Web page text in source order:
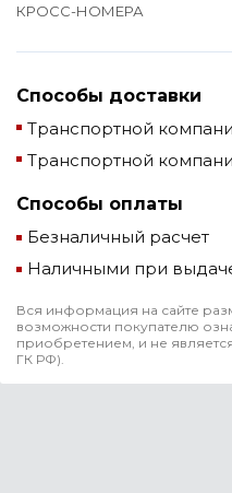
КРОСС-НОМЕРА
Способы доставки
Транспортной
Транспортной
Способы оплаты
Безналичный расчет
Наличными при
Вся информация на сайте
возможности покупателю
приобретением, и не
ГК РФ).